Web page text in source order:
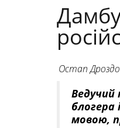
Остап
Ведучий
блогера
мовою,